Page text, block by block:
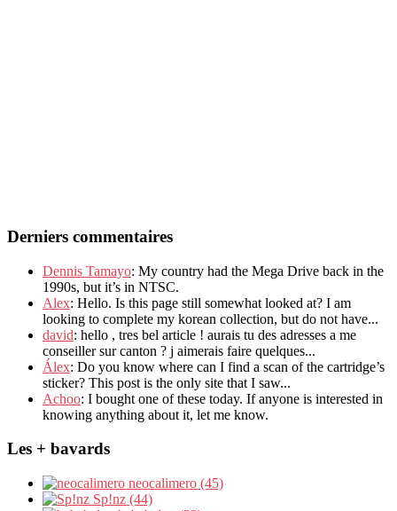
Derniers commentaires
Dennis Tamayo: My country had the Mega Drive back in the
1990s, but it’s in NTSC.
Alex: Hello. Is this page still somewhat looked at? I am
looking to complete my korean collection, but do not have...
david: hello , tres bel article ! aurais tu des adresses a me
conseiller sur canton ? j aimerais faire quelques...
Álex: Do you know where can I find a scan of the cartridge’s
sticker? This post is the only site that I saw...
Achoo: I bought one of these today. If anyone is interested in
knowing anything about it, let me know.
Les + bavards
neocalimero (45)
Sp!nz (44)